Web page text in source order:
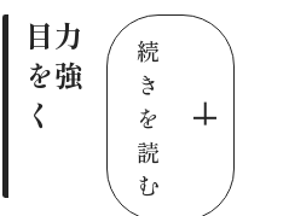
目力
を強
く
続
き
を
読
む